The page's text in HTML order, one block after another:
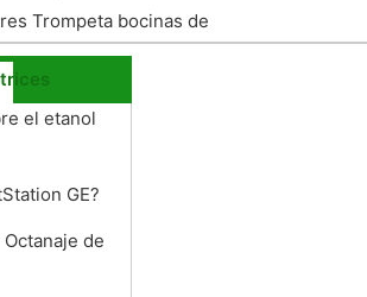
Trompeta bocinas de
el etanol
GE?
de